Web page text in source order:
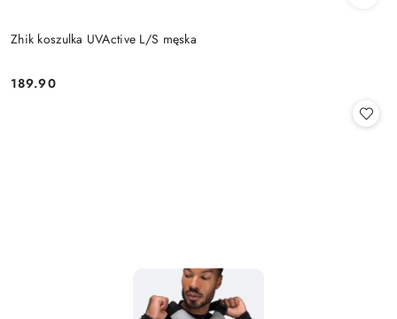
Zhik koszulka UVActive L/S męska
Cena:
189.90